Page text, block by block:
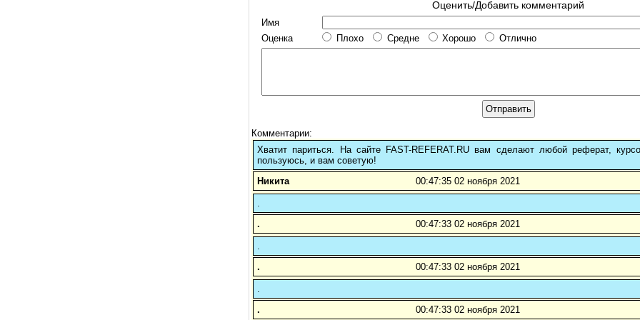
Оценить/Добавить комментарий
Имя
Оценка
Плохо Средне Хорошо Отлично
Комментарии:
Хватит париться. На сайте FAST-REFERAT.RU вам сделают любой реферат,
пользуюсь, и вам советую!
Никита
00:47:35 02 ноября 2021
.
.
00:47:33 02 ноября 2021
.
.
00:47:33 02 ноября 2021
.
.
00:47:33 02 ноября 2021